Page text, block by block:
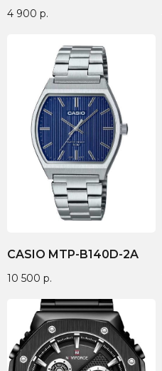
4 900 р.
CASIO MTP-B140D-2A
10 500 р.